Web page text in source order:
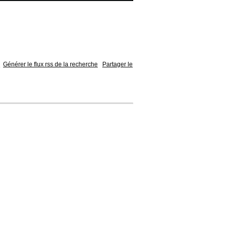
Générer le flux rss de la recherche
Partager le